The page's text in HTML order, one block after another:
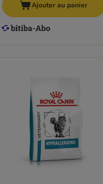
Ajouter au panier